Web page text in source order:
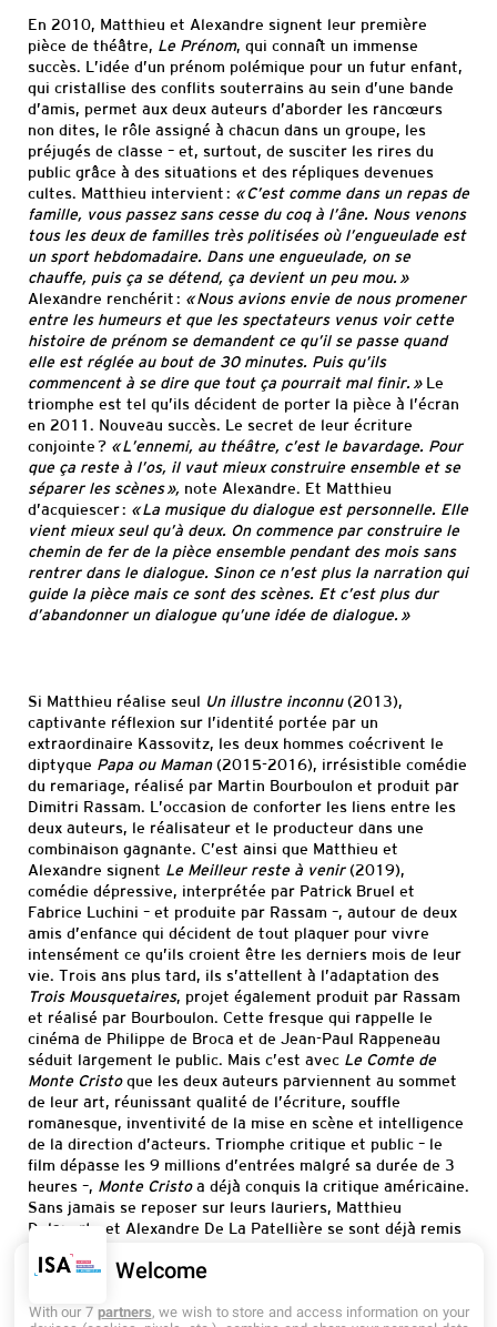
En 2010, Matthieu et Alexandre signent leur première
pièce de théâtre, Le Prénom, qui connaît un immense
succès. L’idée d’un prénom polémique pour un futur enfant,
qui cristallise des conflits souterrains au sein d’une bande
d’amis, permet aux deux auteurs d’aborder les rancœurs
non dites, le rôle assigné à chacun dans un groupe, les
préjugés de classe – et, surtout, de susciter les rires du
public grâce à des situations et des répliques devenues
cultes. Matthieu intervient : « C’est comme dans un repas de
famille, vous passez sans cesse du coq à l’âne. Nous venons
tous les deux de familles très politisées où l’engueulade est
un sport hebdomadaire. Dans une engueulade, on se
chauffe, puis ça se détend, ça devient un peu mou. »
Alexandre renchérit : « Nous avions envie de nous promener
entre les humeurs et que les spectateurs venus voir cette
histoire de prénom se demandent ce qu’il se passe quand
elle est réglée au bout de 30 minutes. Puis qu’ils
commencent à se dire que tout ça pourrait mal finir. »Le
triomphe est tel qu’ils décident de porter la pièce à l’écran
en 2011. Nouveau succès. Le secret de leur écriture
conjointe ? « L’ennemi, au théâtre, c’est le bavardage. Pour
que ça reste à l’os, il vaut mieux construire ensemble et se
séparer les scènes », note Alexandre. Et Matthieu
d’acquiescer : « La musique du dialogue est personnelle. Elle
vient mieux seul qu’à deux. On commence par construire le
chemin de fer de la pièce ensemble pendant des mois sans
rentrer dans le dialogue. Sinon ce n’est plus la narration qui
guide la pièce mais ce sont des scènes. Et c’est plus dur
d’abandonner un dialogue qu’une idée de dialogue. »
Si Matthieu réalise seul Un illustre inconnu(2013),
captivante réflexion sur l’identité portée par un
extraordinaire Kassovitz, les deux hommes coécrivent le
diptyque Papa ou Maman(2015-2016), irrésistible comédie
du remariage, réalisé par Martin Bourboulon et produit par
Dimitri Rassam. L’occasion de conforter les liens entre les
deux auteurs, le réalisateur et le producteur dans une
combinaison gagnante. C’est ainsi que Matthieu et
Alexandre signent Le Meilleur reste à venir(2019),
comédie dépressive, interprétée par Patrick Bruel et
Fabrice Luchini – et produite par Rassam –, autour de deux
amis d’enfance qui décident de tout plaquer pour vivre
intensément ce qu’ils croient être les derniers mois de leur
vie. Trois ans plus tard, ils s’attellent à l’adaptation des
Trois Mousquetaires, projet également produit par Rassam
et réalisé par Bourboulon. Cette fresque qui rappelle le
cinéma de Philippe de Broca et de Jean-Paul Rappeneau
séduit largement le public. Mais c’est avec Le Comte de
Monte Cristoque les deux auteurs parviennent au sommet
de leur art, réunissant qualité de l’écriture, souffle
romanesque, inventivité de la mise en scène et intelligence
de la direction d’acteurs. Triomphe critique et public – le
film dépasse les 9 millions d’entrées malgré sa durée de 3
heures –, Monte Cristoa déjà conquis la critique américaine.
Sans jamais se reposer sur leurs lauriers, Matthieu
Delaporte et Alexandre De La Patellière se sont déjà remis
au travail pour leur nouveau projet :
Welcome
With our 7 partners, we wish to store and access information on your